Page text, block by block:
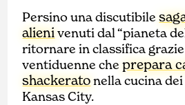
Persino una discutibile
alieni venuti dal “pianeta
ritornare in classifica
ventiduenne cheprepara
shackeratonella cucina
Kansas City.